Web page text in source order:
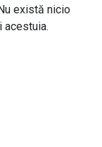
există nicio